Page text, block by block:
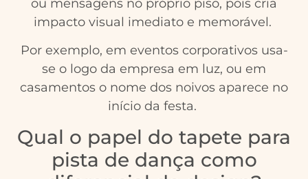
ou mensagens no próprio piso, pois cria
impacto visual imediato e memorável.
Por exemplo, em eventos corporativos usa-
se o logo da empresa em luz, ou em
casamentos o nome dos noivos aparece no
início da festa.
Qual o papel do tapete para
pista de dança como